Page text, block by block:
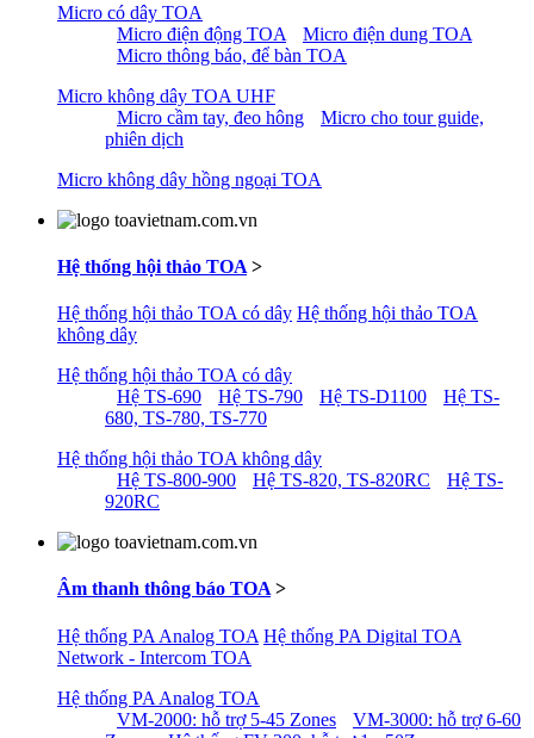
Micro có dây TOA
Micro điện động TOA
Micro điện dung TOA
Micro thông báo, để bàn TOA
Micro không dây TOA UHF
Micro cầm tay, đeo hông
Micro cho tour guide,
phiên dịch
Micro không dây hồng ngoại TOA
Hệ thống hội thảo TOA >
Hệ thống hội thảo TOA có dây Hệ thống hội thảo TOA
không dây
Hệ thống hội thảo TOA có dây
Hệ TS-690
Hệ TS-790 Hệ TS-D1100
Hệ TS-
680, TS-780, TS-770
Hệ thống hội thảo TOA không dây
Hệ TS-800-900
Hệ TS-820, TS-820RC
Hệ TS-
920RC
Âm thanh thông báo TOA >
Hệ thống PA Analog TOA Hệ thống PA Digital TOA
Network - Intercom TOA
Hệ thống PA Analog TOA
VM-2000: hỗ trợ 5-45 Zones
VM-3000: hỗ trợ 6-60